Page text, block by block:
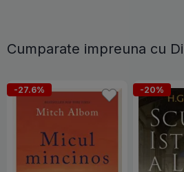
Cumparate impreuna cu
-27.6% -20%